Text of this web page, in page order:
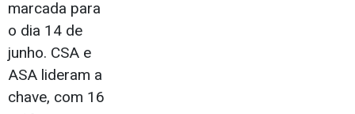
marcada para
o dia 14 de
junho. CSA e
ASA lideram a
chave, com 16